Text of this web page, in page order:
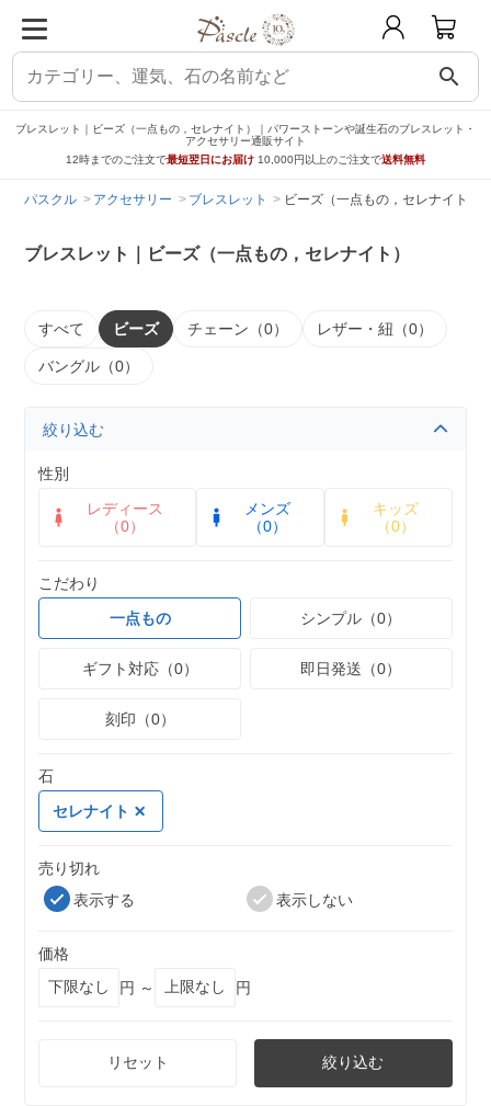
search
ブレスレット｜ビーズ（一点もの，セレナイト）｜パワーストーンや誕生石のブレスレット・
アクセサリー通販サイト
12時までのご注文で最短翌日にお届け 10,000円以上のご注文で送料無料
パスクル アクセサリー ブレスレット ビーズ（一点もの，セレナイト）
ブレスレット｜ビーズ（一点もの，セレナイト）
すべて ビーズ チェーン（0） レザー・紐（0）
バングル（0）
絞り込む
性別
レディース
（0）
メンズ
（0）
キッズ
（0）
こだわり
一点もの
シンプル（0）
ギフト対応（0） 即日発送（0）
刻印（0）
石
セレナイト
売り切れ
表示する
表示しない
価格
円 ～
円
リセット 絞り込む